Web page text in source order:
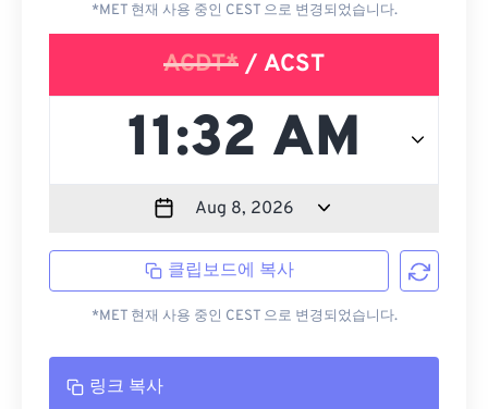
*MET 현재 사용 중인 CEST 으로 변경되었습니다.
ACDT* / ACST
클립보드에 복사
*MET 현재 사용 중인 CEST 으로 변경되었습니다.
링크 복사